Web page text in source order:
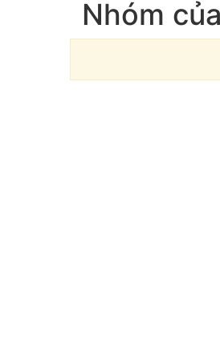
Nhóm